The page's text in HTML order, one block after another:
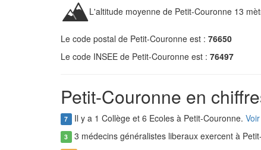
L'altitude moyenne de Petit-Couronne 13
Le code postal de Petit-Couronne est : 76650
Le code INSEE de Petit-Couronne est : 76497
Petit-Couronne en
7 Il y a 1 Collège et 6 Ecoles à Petit-Couronne.
3 3 médecins généralistes liberaux exercent à